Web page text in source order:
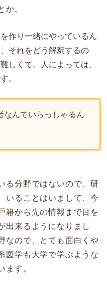
か。
作り一緒にやっているん
それをどう解釈するの
しくて。人によっては、
。
なんていらっしゃるん
る分野ではないので、研
いることはいまして、今
籍から先の情報まで目を
出来るようになりまし
なので、とても面白くや
図学も大学で学ぶような
ます。